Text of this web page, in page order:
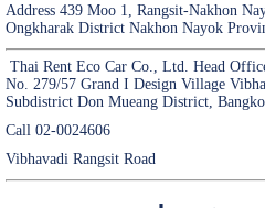
Address 439 Moo 1, Rangsit-Nakhon
Ongkharak District Nakhon Nayok
Thai Rent Eco Car Co., Ltd. Head
No. 279/57 Grand I Design Village
Subdistrict Don Mueang District,
Call 02-0024606
Vibhavadi Rangsit Road